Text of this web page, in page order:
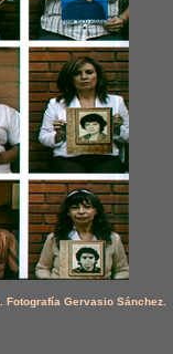
Gervasio Sánchez.